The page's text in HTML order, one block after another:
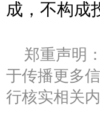
成，不构成
郑重声明
于传播更多
行核实相关内